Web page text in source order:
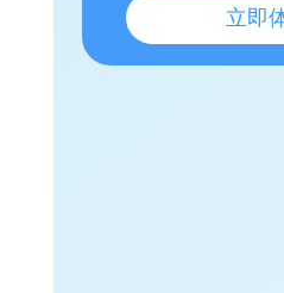
立即